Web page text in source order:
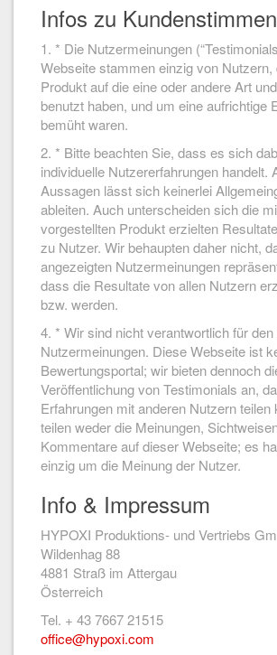
Infos zu
1. * Die Nutzermeinungen
Webseite stammen einzig von Nutzern,
Produkt auf die eine oder andere Art
benutzt haben, und um eine aufrichtige
bemüht waren.
2. * Bitte beachten Sie, dass es sich
individuelle Nutzererfahrungen handelt.
Aussagen lässt sich keinerlei
ableiten. Auch unterscheiden sich die
vorgestellten Produkt erzielten
zu Nutzer. Wir behaupten daher nicht,
angezeigten Nutzermeinungen
dass die Resultate von allen Nutzern
bzw. werden.
4. * Wir sind nicht verantwortlich für den
Nutzermeinungen. Diese Webseite ist
Bewertungsportal; wir bieten dennoch
Veröffentlichung von Testimonials an,
Erfahrungen mit anderen Nutzern teilen
teilen weder die Meinungen,
Kommentare auf dieser Webseite; es
einzig um die Meinung der Nutzer.
Info & Impressum
HYPOXI Produktions- und Vertriebs
Wildenhag 88
4881 Straß im Attergau
Österreich
Tel. + 43 7667 21515
office@hypoxi.com